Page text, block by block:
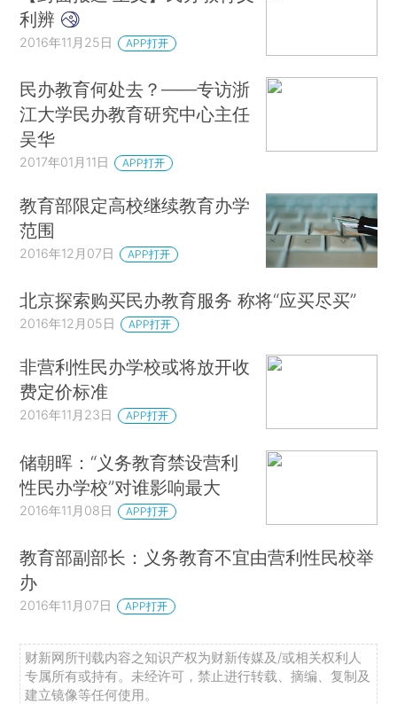
利辨
2016年11月25日 APP打开
民办教育何处去？——专访浙
江大学民办教育研究中心主任
吴华
2017年01月11日 APP打开
教育部限定高校继续教育办学
范围
2016年12月07日 APP打开
北京探索购买民办教育服务 称将“应买尽买”
2016年12月05日 APP打开
非营利性民办学校或将放开收
费定价标准
2016年11月23日 APP打开
储朝晖：“义务教育禁设营利
性民办学校”对谁影响最大
2016年11月08日 APP打开
教育部副部长：义务教育不宜由营利性民校举
办
2016年11月07日 APP打开
财新网所刊载内容之知识产权为财新传媒及/或相关权利人
专属所有或持有。未经许可，禁止进行转载、摘编、复制及
建立镜像等任何使用。